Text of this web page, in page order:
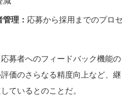
理： 応募から採用までのプロセ
募者へのフィードバック機能の
価のさらなる精度向上など、継
ているとのことだ。